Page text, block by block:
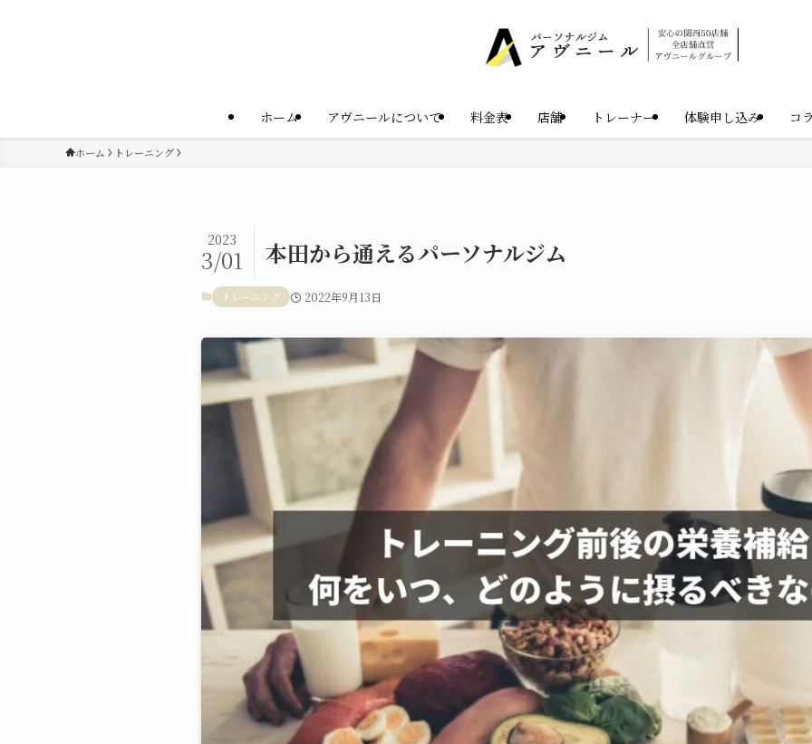
ホーム アヴニールについて 料金表 店舗 トレーナー 体験申し込み コ
ホーム トレーニング
本田から通えるパーソナルジム
2023
3/01
トレーニング 2022年9月13日